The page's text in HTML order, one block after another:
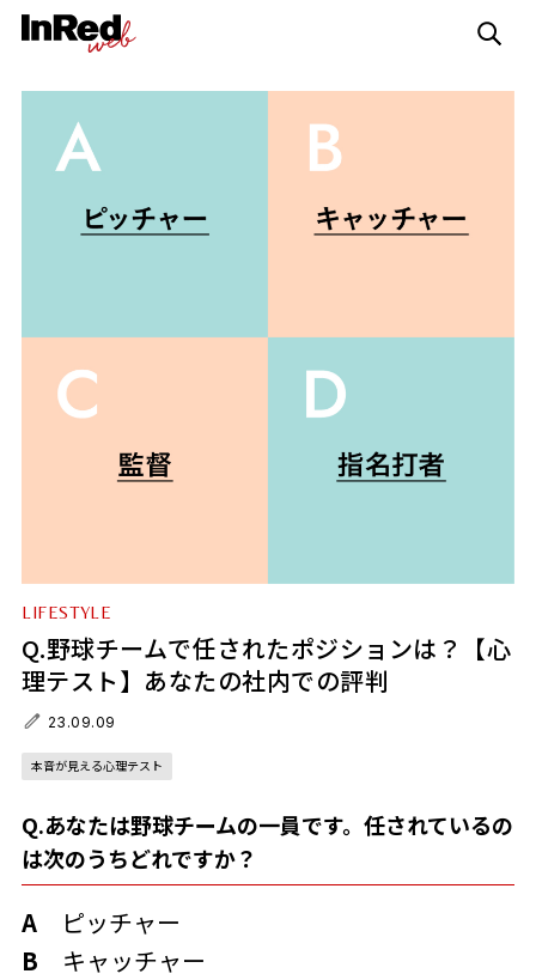
LIFESTYLE
Q.野球チームで任されたポジションは？【心
理テスト】あなたの社内での評判
23.09.09
本音が見える心理テスト
Q.あなたは野球チームの一員です。任されているの
は次のうちどれですか？
Aピッチャー
B キャッチャー